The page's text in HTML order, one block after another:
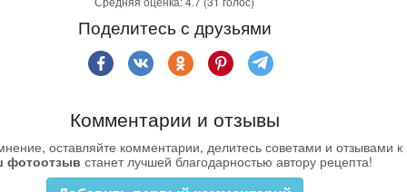
Поделитесь с друзьями
Комментарии и отзывы
оставляйте комментарии, делитесь советами и отзывами к
фотоотзыв станет лучшей благодарностью автору рецепта!